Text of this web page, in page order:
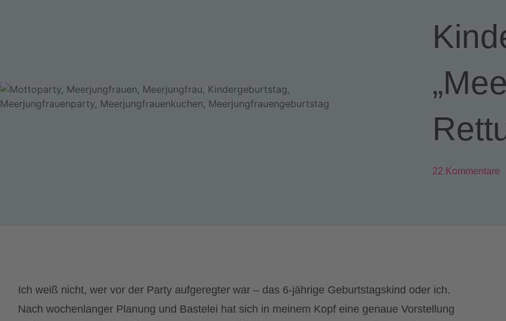
22 Kommentare
Ich weiß nicht, wer vor der Party aufgeregter war – das 6-jährige Geburtstagskind oder ich.
Nach wochenlanger Planung und Bastelei hat sich in meinem Kopf eine genaue Vorstellung